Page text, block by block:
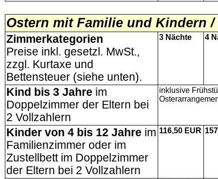
.
Ostern mit Familie und Kindern
Zimmerkategorien
Preise inkl. gesetzl. MwSt.,
zzgl. Kurtaxe und
Bettensteuer (siehe unten).
3 Nächte 4
Kind bis 3 Jahre im
Doppelzimmer der Eltern bei
2 Vollzahlern
inklusive
Kinder von 4 bis 12 Jahre im
Familienzimmer oder im
Zustellbett im Doppelzimmer
der Eltern bei 2 Vollzahlern
116,50 EUR 157